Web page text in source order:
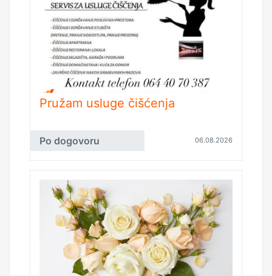
Pružam usluge čišćenja
Po dogovoru 06.08.2026